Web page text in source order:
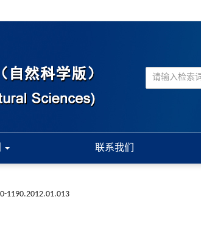
联系我们
1190.2012.01.013